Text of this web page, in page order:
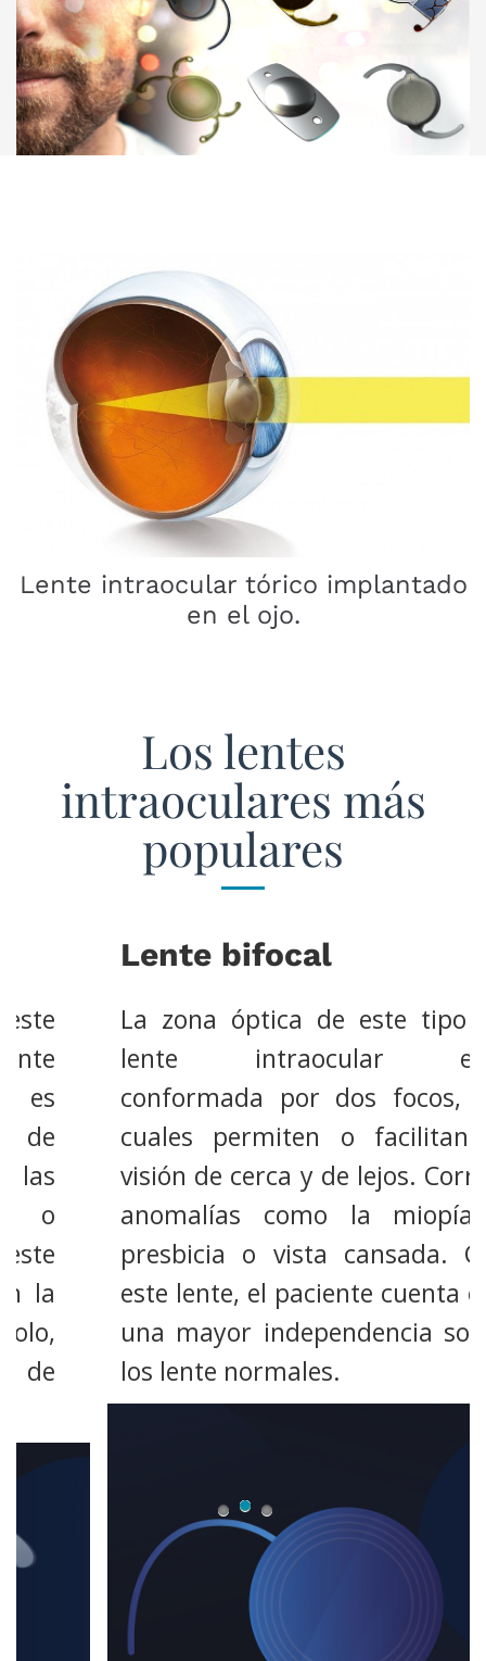
Lente intraocular tórico implantado
en el ojo.
Los lentes
intraoculares más
populares
Lente bifocal
La zona óptica de este tipo de
lente intraocular está
conformada por dos focos, los
cuales permiten o facilitan la
visión de cerca y de lejos. Corrige
anomalías como la miopía y
presbicia o vista cansada. Con
este lente, el paciente cuenta con
una mayor independencia sobre
los lente normales.